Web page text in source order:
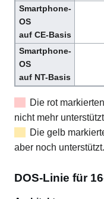
Smartphone-
OS
auf CE-Basis
Smartphone-
OS
auf NT-Basis
Die rot
nicht mehr
Die gelb
aber noch unterstützt.
DOS-Linie für